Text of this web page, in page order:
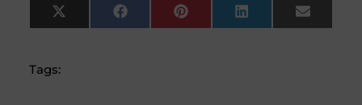
X
(Twitter)
FacebookPinterest LinkedIn Email
Tags: